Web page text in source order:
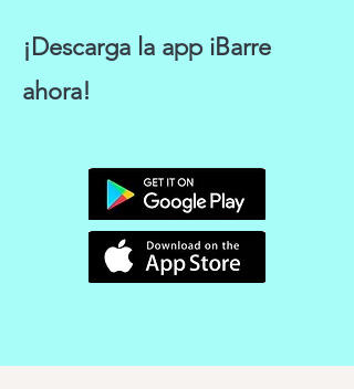
¡Descarga la app iBarre
ahora!